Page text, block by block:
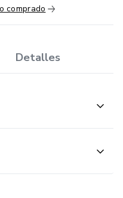
deliciosos sin
+100 Snacks
la forma en que cuidas,
🦴❤️
y aprobadas para
comprado
Detalles